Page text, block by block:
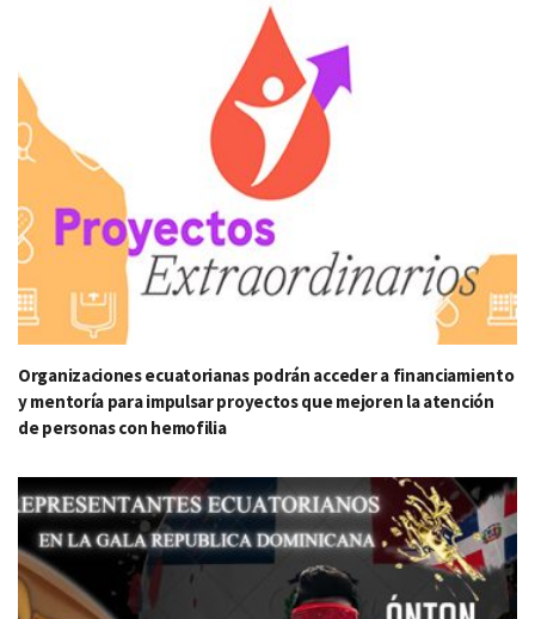
Organizaciones ecuatorianas podrán acceder a financiamiento
y mentoría para impulsar proyectos que mejoren la atención
de personas con hemofilia